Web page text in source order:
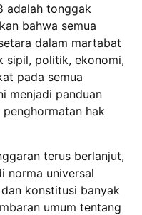
adalah tonggak
bahwa semua
dalam martabat
sipil, politik, ekonomi,
pada semua
menjadi panduan
hak
terus berlanjut,
norma universal
konstitusi banyak
umum tentang